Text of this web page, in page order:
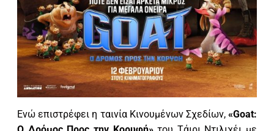
Ενώ επιστρέφει η ταινία Κινουμένων Σχεδίων, «Goat: